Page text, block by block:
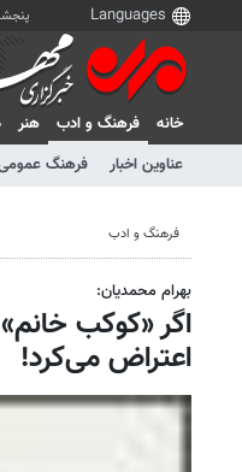
پنجشنبه ۱۵
خانه
فرهنگ و ادب
عناوین اخبار
فرهنگ
هنر
فرهنگ و ادب
بهرام محمدیان:
اگر «کوکب
اعتراض می‌کرد!